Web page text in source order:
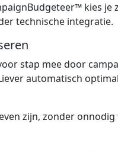
kies
technische integratie.
stap mee door
automatisch
zijn, zonder onnodig